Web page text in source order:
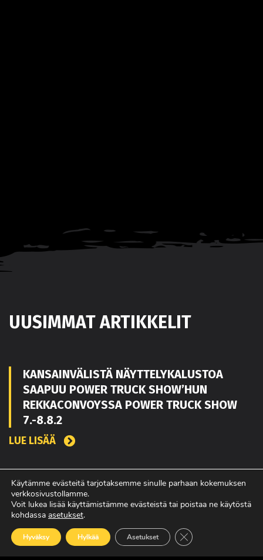
UUSIMMAT ARTIKKELIT
KANSAINVÄLISTÄ NÄYTTELYKALUSTOA
SAAPUU POWER TRUCK SHOW’HUN
REKKACONVOYSSA POWER TRUCK SHOW
7.-8.8.2
LUE LISÄÄ
TOUKO KAAKKO VAHVISTAMAAN MATEKON
MYYNTIÄ PIRKANMAALLA
Käytämme evästeitä tarjotaksemme sinulle parhaan kokemuksen
verkkosivustollamme.
Voit lukea lisää käyttämistämme evästeistä tai poistaa ne käytöstä
kohdassa asetukset.
Hyväksy Hylkää Asetukset Sulje evästebanneri